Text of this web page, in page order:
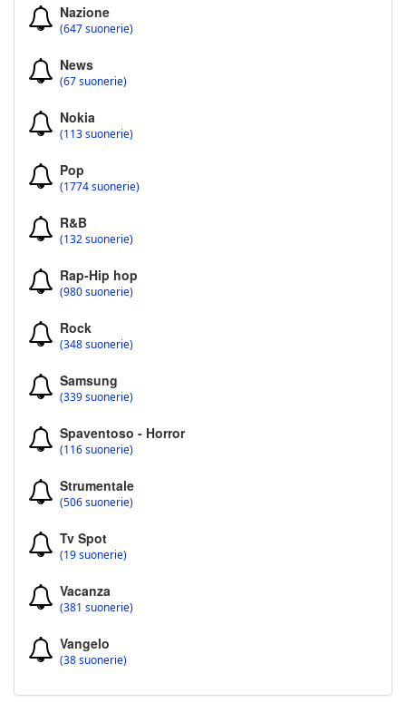
Nazione
(647 suonerie)
News
(67 suonerie)
Nokia
(113 suonerie)
Pop
(1774 suonerie)
R&B
(132 suonerie)
Rap-Hip hop
(980 suonerie)
Rock
(348 suonerie)
Samsung
(339 suonerie)
Spaventoso - Horror
(116 suonerie)
Strumentale
(506 suonerie)
Tv Spot
(19 suonerie)
Vacanza
(381 suonerie)
Vangelo
(38 suonerie)